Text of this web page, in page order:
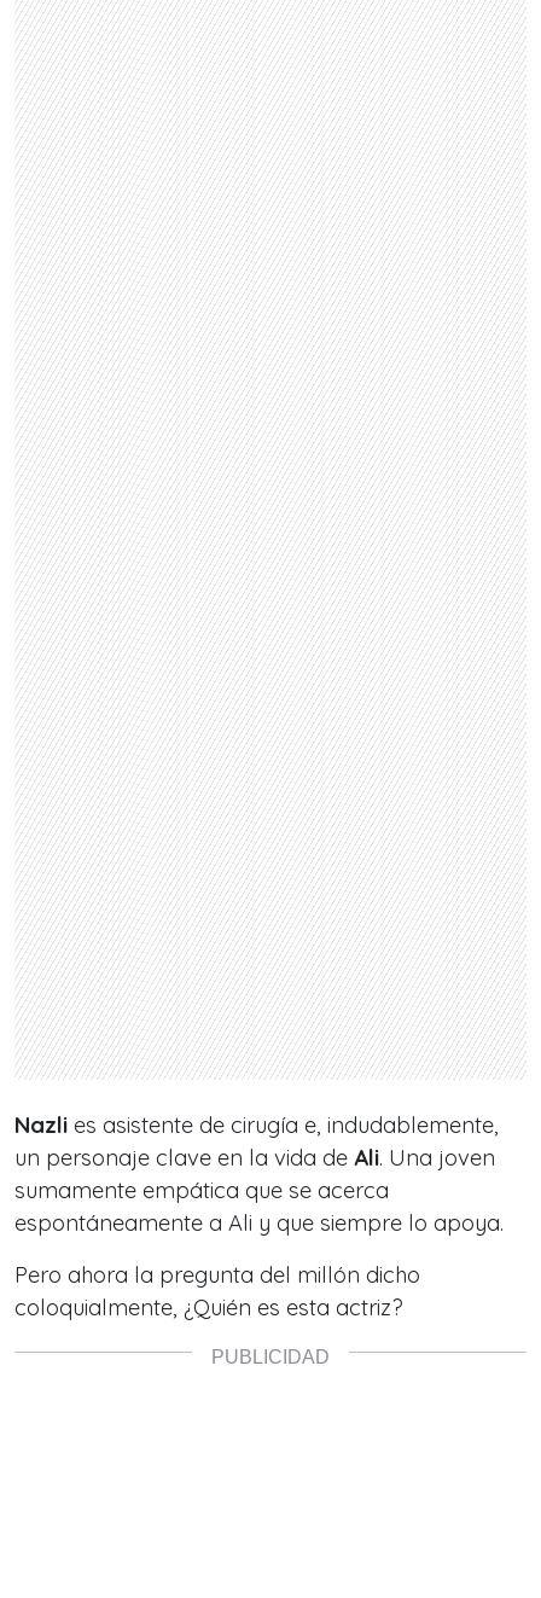
Nazli es asistente de cirugía e, indudablemente,
un personaje clave en la vida de Ali. Una joven
sumamente empática que se acerca
espontáneamente a Ali y que siempre lo apoya.
Pero ahora la pregunta del millón dicho
coloquialmente, ¿Quién es esta actriz?